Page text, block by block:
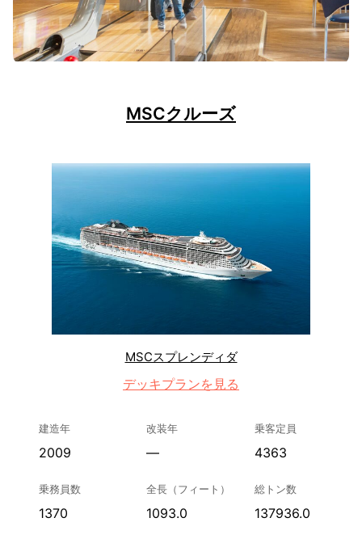
MSCクルーズ
MSCスプレンディダ
デッキプランを見る
建造年
2009
改装年
—
乗客定員
4363
乗務員数
1370
全長（フィート）
1093.0
総トン数
137936.0